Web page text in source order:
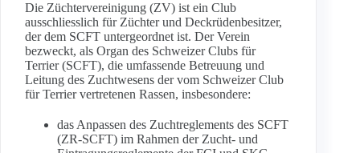
Die Züchtervereinigung (ZV) ist ein Club
ausschliesslich für Züchter und Deckrüdenbesitzer,
der dem SCFT untergeordnet ist. Der Verein
bezweckt, als Organ des Schweizer Clubs für
Terrier (SCFT), die umfassende Betreuung und
Leitung des Zuchtwesens der vom Schweizer Club
für Terrier vertretenen Rassen, insbesondere:
das Anpassen des Zuchtreglements des SCFT
(ZR-SCFT) im Rahmen der Zucht- und